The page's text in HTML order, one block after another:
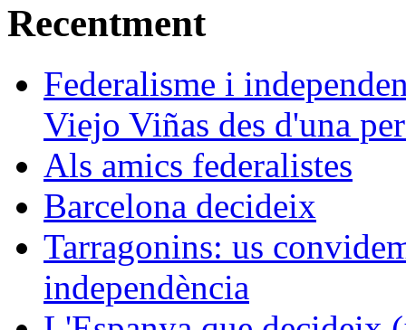
Recentment
Federalisme i
Viejo Viñas des d'una
Als amics federalistes
Barcelona decideix
Tarragonins: us
independència